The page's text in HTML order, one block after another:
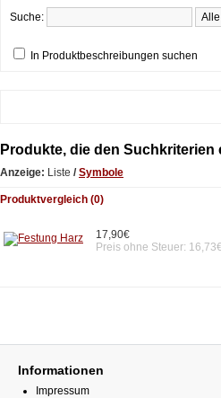
Suche:
In Produktbeschreibungen suchen
Produkte, die den Suchkriterien
Anzeige: Liste / Symbole
Produktvergleich (0)
17,90€
Preis ohne Steuer: 16,73€
Informationen
Impressum